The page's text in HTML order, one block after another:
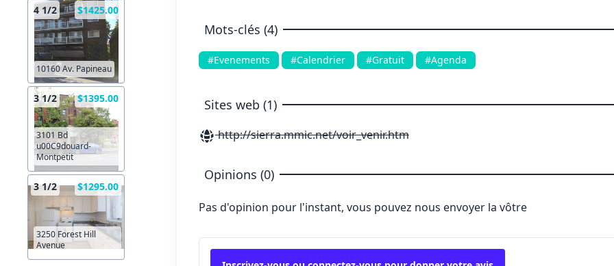
4 1/2 $1425.00
10160 Av. Papineau
3 1/2 $1395.00
3101 Bd
u00C9douard-
Montpetit
3 1/2 $1295.00
3250 Forest Hill
Avenue
Mots-clés (4)
#Evenements #Calendrier #Gratuit #Agenda
Sites web (1)
http://sierra.mmic.net/voir_venir.htm
Opinions (0)
Pas d'opinion pour l'instant, vous pouvez nous envoyer la vôtre